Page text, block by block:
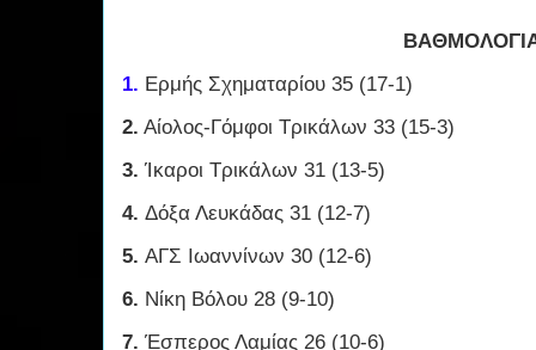
1. Ερμής Σχηματαρίου 35 (17-1)
2. Αίολος-Γόμφοι Τρικάλων 33 (15-3)
3. Ίκαροι Τρικάλων 31 (13-5)
4. Δόξα Λευκάδας 31 (12-7)
5. ΑΓΣ Ιωαννίνων 30 (12-6)
6. Νίκη Βόλου 28 (9-10)
7. Έσπερος Λαμίας 26 (10-6)